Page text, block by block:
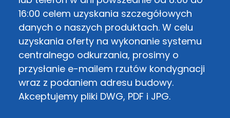
16:00 celem uzyskania szczegółowych
danych o naszych produktach. W celu
uzyskania oferty na wykonanie systemu
centralnego odkurzania, prosimy o
przysłanie e-mailem rzutów kondygnacji
wraz z podaniem adresu budowy.
Akceptujemy pliki DWG, PDF i JPG.